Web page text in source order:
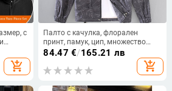
с
се
от
add_shopping_cart
Палто с качулка, флорален
принт, памук, цип, множество
джобове
84.47 €/165.21 лв
add_shopping_cart